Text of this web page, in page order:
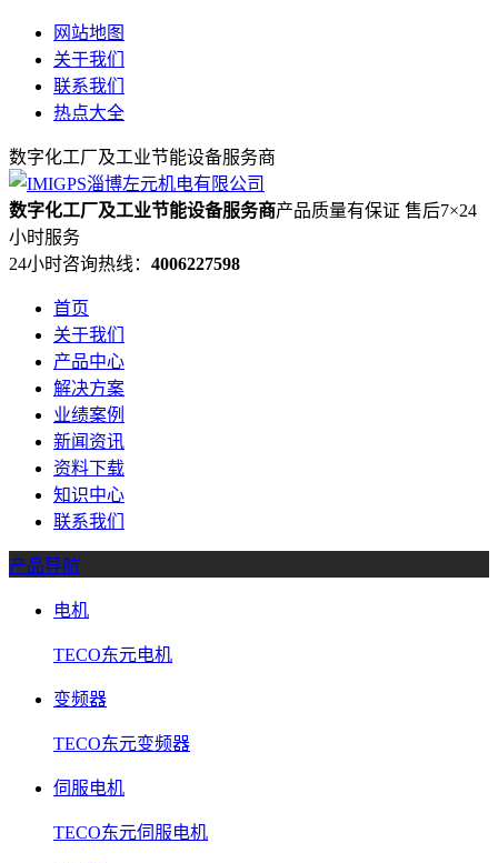
网站地图
关于我们
联系我们
热点大全
数字化工厂及工业节能设备服务商
数字化工厂及工业节能设备服务商产品质量有保证 售后7×24
小时服务
24小时咨询热线： 4006227598
首页
关于我们
产品中心
解决方案
业绩案例
新闻资讯
资料下载
知识中心
联系我们
产品导航
电机
TECO东元电机
变频器
TECO东元变频器
伺服电机
TECO东元伺服电机